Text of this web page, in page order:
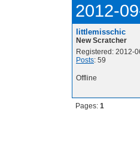
2012-
littlemisschic
New Scratcher
Registered: 2012-
Posts: 59
Offline
Pages: 1